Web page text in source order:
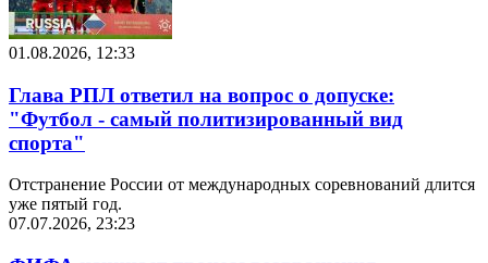
01.08.2026, 12:33
Глава РПЛ ответил на вопрос о допуске:
"Футбол - самый политизированный вид
спорта"
Отстранение России от международных соревнований длится
уже пятый год.
07.07.2026, 23:23